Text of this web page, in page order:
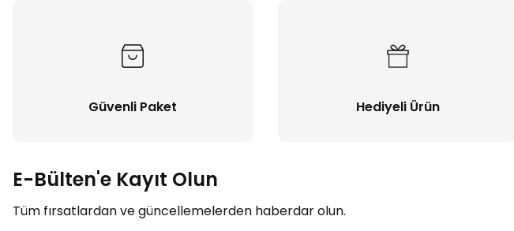
Güvenli Paket Hediyeli Ürün
E-Bülten'e Kayıt Olun
Tüm fırsatlardan ve güncellemelerden haberdar olun.